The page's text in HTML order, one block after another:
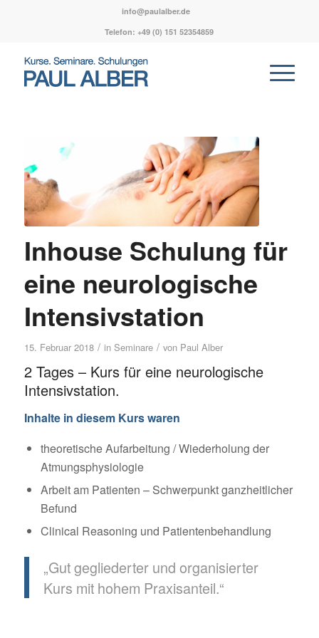
info@paulalber.de
Telefon: ‭+49 (0) 151 52354859‬
Inhouse Schulung für
eine neurologische
Intensivstation
15. Februar 2018 / in Seminare / von Paul Alber
2 Tages – Kurs für eine neurologische
Intensivstation.
Inhalte in diesem Kurs waren
theoretische Aufarbeitung / Wiederholung der
Atmungsphysiologie
Arbeit am Patienten – Schwerpunkt ganzheitlicher
Befund
Clinical Reasoning und Patientenbehandlung
„Gut gegliederter und organisierter
Kurs mit hohem Praxisanteil.“